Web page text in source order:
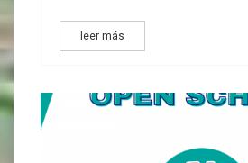
leer más